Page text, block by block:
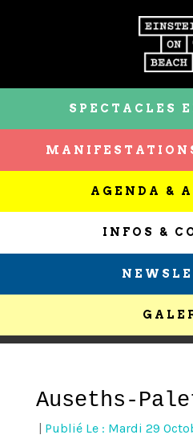
SPECTACLES
AGENDA &
INFOS &
Auseths-
Publié Le : Mardi 29